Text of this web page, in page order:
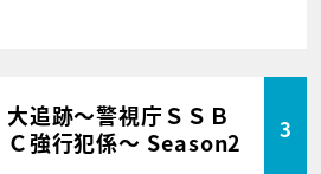
大追跡～警視庁ＳＳＢ
Ｃ強行犯係～ Season2
3